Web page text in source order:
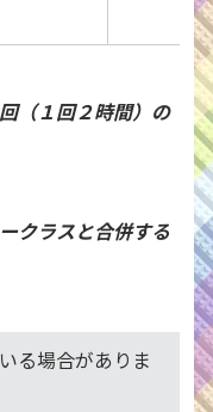
（１回２時間）の
クラスと合併する
る場合がありま